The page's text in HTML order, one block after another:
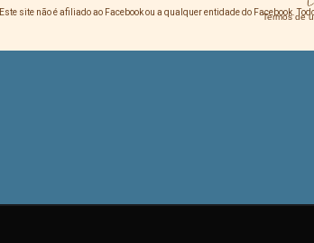
Termos de
Este site não é afiliado ao Facebook ou a qualquer entidade do Facebook.